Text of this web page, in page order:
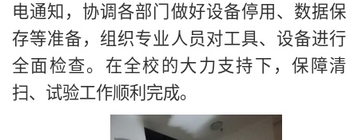
电通知，协调各部门做好设备停用、数据保
存等准备，组织专业人员对工具、设备进行
全面检查。在全校的大力支持下，保障清
扫、试验工作顺利完成。